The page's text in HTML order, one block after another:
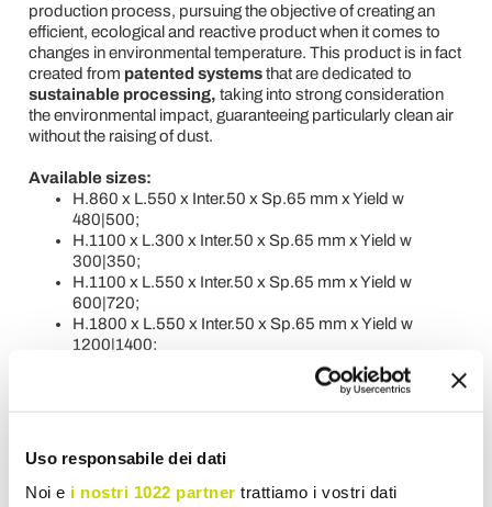
Uso responsabile dei dati
Noi e i nostri 1022 partner trattiamo i vostri dati
production process, pursuing the objective of creating an
efficient, ecological and reactive product when it comes to
changes in environmental temperature. This product is in fact
created from patented systemsthat are dedicated to
sustainable processing, taking into strong consideration
the environmental impact, guaranteeing particularly clean air
without the raising of dust.
Available sizes:
H.860 x L.550 x Inter.50 x Sp.65 mm x Yield w
480|500;
H.1100 x L.300 x Inter.50 x Sp.65 mm x Yield w
300|350;
H.1100 x L.550 x Inter.50 x Sp.65 mm x Yield w
600|720;
H.1800 x L.550 x Inter.50 x Sp.65 mm x Yield w
1200|1400;
H.1500 x L.550 x Inter.50 x Sp.65 mm x Yield w
NBThe corten effect is created through a process that
inimitable and non-replicable. Wireless thermostat for